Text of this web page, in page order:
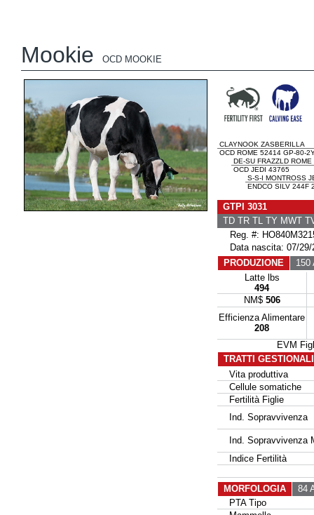
Mookie OCD MOOKIE
CLAYNOOK ZASBERILLA
OCD ROME 52414 GP-80-
DE-SU FRAZZLD
OCD JEDI 43765
S-S-I MONTROSS
ENDCO SILV 244F
GTPI 3031
TD TR TL TY MWT
Reg. #:
Data nascita: 07/29/
PRODUZIONE
150
Latte lbs
494
NM$ 506
Efficienza Alimentare
208
EVM
TRATTI
Vita produttiva
Cellule somatiche
Fertilità Figlie
Ind. Sopravvivenza
Ind. Sopravvivenza
Indice Fertilità
MORFOLOGIA
84
PTA Tipo